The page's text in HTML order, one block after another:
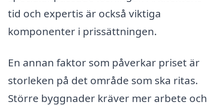
tid och expertis är också viktiga
komponenter i prissättningen.
En annan faktor som påverkar priset är
storleken på det område som ska ritas.
Större byggnader kräver mer arbete och